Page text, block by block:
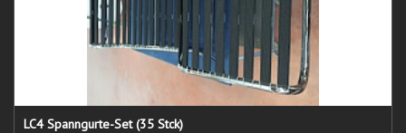
LC4 Spanngurte-Set (35 Stck)